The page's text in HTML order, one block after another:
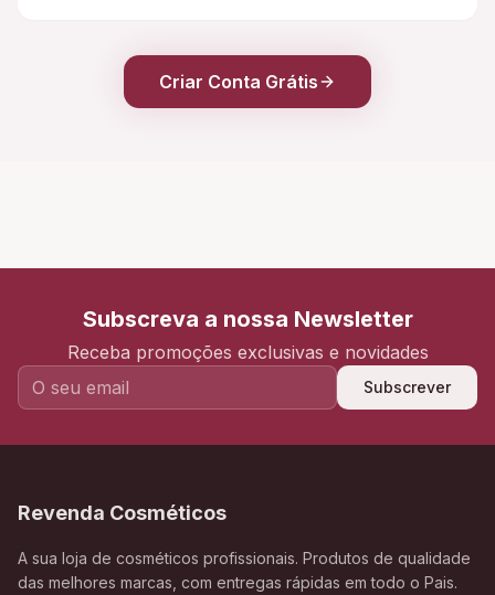
Criar Conta Grátis
Subscreva a nossa Newsletter
Receba promoções exclusivas e novidades
Subscrever
Revenda Cosméticos
A sua loja de cosméticos profissionais. Produtos de qualidade
das melhores marcas, com entregas rápidas em todo o Pais.